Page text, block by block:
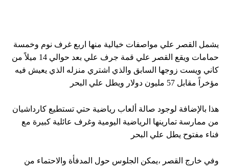
يشمل القصر علي مواصفات خيالية منها اربع غرف نوم وخمسة
حمامات ويقع القصر علي قمة جرف علي بعد حوالي 14 ميلاً من
كاني ويست زوجها السابق والذي اشتري منزله الذي يعيش فيه
مؤخراً مقابل 57 مليون دولار ويطل علي البحر
هذا بالإضافة لوجود صالة ألعاب رياضية حتي تستطيع كارداشيان
من ممارسة تمارينها الرياضية اليومية وغرف عائلية كبيرة مع
فناء مفتوح يطل علي البحر
وفي خارج القصر ،يمكن الجلوس حول المدفأة والاحتماء من